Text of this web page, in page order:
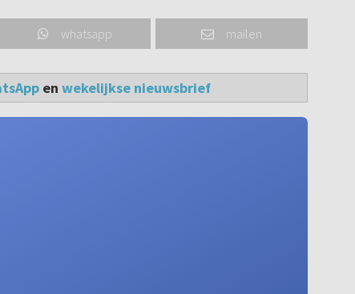
whatsapp mailen
en wekelijkse nieuwsbrief